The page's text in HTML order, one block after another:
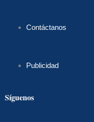
Contáctanos
Publicidad
Síguenos